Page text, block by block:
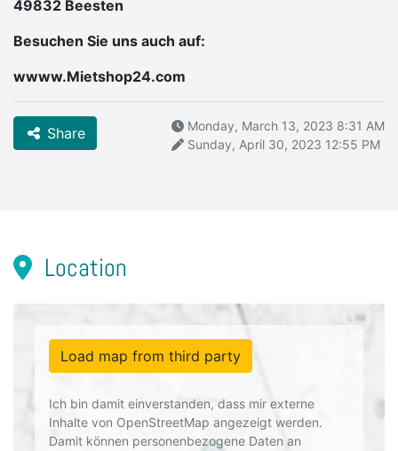
49832 Beesten
Besuchen Sie uns auch auf:
wwww.Mietshop24.com
Share
Monday, March 13, 2023 8:31 AM
Sunday, April 30, 2023 12:55 PM
Location
Load map from third party
Ich bin damit einverstanden, dass mir externe
Inhalte von OpenStreetMap angezeigt werden.
Damit können personenbezogene Daten an